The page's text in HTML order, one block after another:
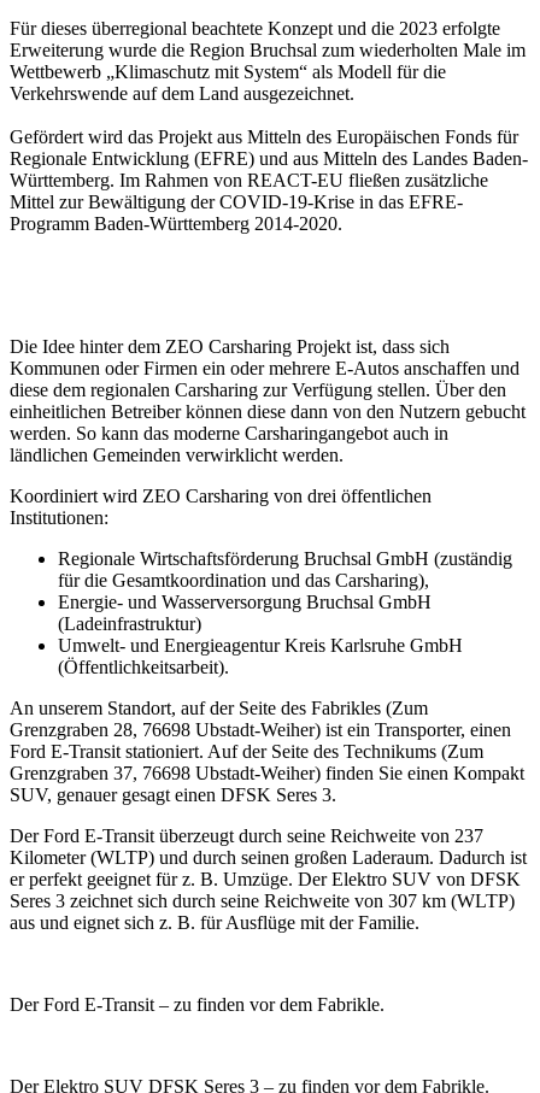
Für dieses überregional beachtete Konzept und die 2023 erfolgte
Erweiterung wurde die Region Bruchsal zum wiederholten Male im
Wettbewerb „Klimaschutz mit System“ als Modell für die
Verkehrswende auf dem Land ausgezeichnet.
Gefördert wird das Projekt aus Mitteln des Europäischen Fonds für
Regionale Entwicklung (EFRE) und aus Mitteln des Landes Baden-
Württemberg. Im Rahmen von REACT-EU fließen zusätzliche
Mittel zur Bewältigung der COVID-19-Krise in das EFRE-
Programm Baden-Württemberg 2014-2020.
Die Idee hinter dem ZEO Carsharing Projekt ist, dass sich
Kommunen oder Firmen ein oder mehrere E-Autos anschaffen und
diese dem regionalen Carsharing zur Verfügung stellen. Über den
einheitlichen Betreiber können diese dann von den Nutzern gebucht
werden. So kann das moderne Carsharingangebot auch in
ländlichen Gemeinden verwirklicht werden.
Koordiniert wird ZEO Carsharing von drei öffentlichen
Institutionen:
Regionale Wirtschaftsförderung Bruchsal GmbH (zuständig
für die Gesamtkoordination und das Carsharing),
Energie- und Wasserversorgung Bruchsal GmbH
(Ladeinfrastruktur)
Umwelt- und Energieagentur Kreis Karlsruhe GmbH
(Öffentlichkeitsarbeit).
An unserem Standort, auf der Seite des Fabrikles (Zum
Grenzgraben 28, 76698 Ubstadt-Weiher) ist ein Transporter, einen
Ford E-Transit stationiert. Auf der Seite des Technikums (Zum
Grenzgraben 37, 76698 Ubstadt-Weiher) finden Sie einen Kompakt
SUV, genauer gesagt einen DFSK Seres 3.
Der Ford E-Transit überzeugt durch seine Reichweite von 237
Kilometer (WLTP) und durch seinen großen Laderaum. Dadurch ist
er perfekt geeignet für z. B. Umzüge. Der Elektro SUV von DFSK
Seres 3 zeichnet sich durch seine Reichweite von 307 km (WLTP)
aus und eignet sich z. B. für Ausflüge mit der Familie.
Der Ford E-Transit – zu finden vor dem Fabrikle.
Der Elektro SUV DFSK Seres 3 – zu finden vor dem Fabrikle.